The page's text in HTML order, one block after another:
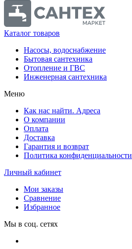
Каталог товаров
Насосы, водоснабжение
Бытовая сантехника
Отопление и ГВС
Инженерная сантехника
Меню
Как нас найти. Адреса
О компании
Оплата
Доставка
Гарантия и возврат
Политика конфиденциальности
Личный кабинет
Мои заказы
Сравнение
Избранное
Мы в соц. сетях